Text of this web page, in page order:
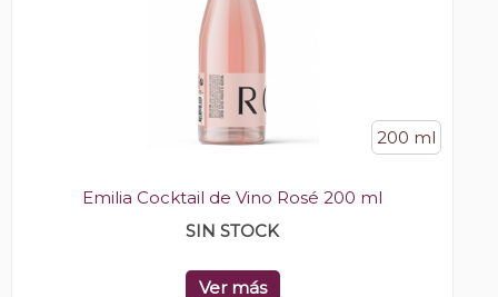
200 ml
Emilia Cocktail de Vino Rosé 200 ml
SIN STOCK
Ver más